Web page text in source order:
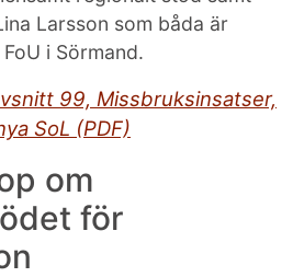
Larsson som båda är
i Sörmand.
99, Missbruksinsatser,
SoL (PDF)
om
för